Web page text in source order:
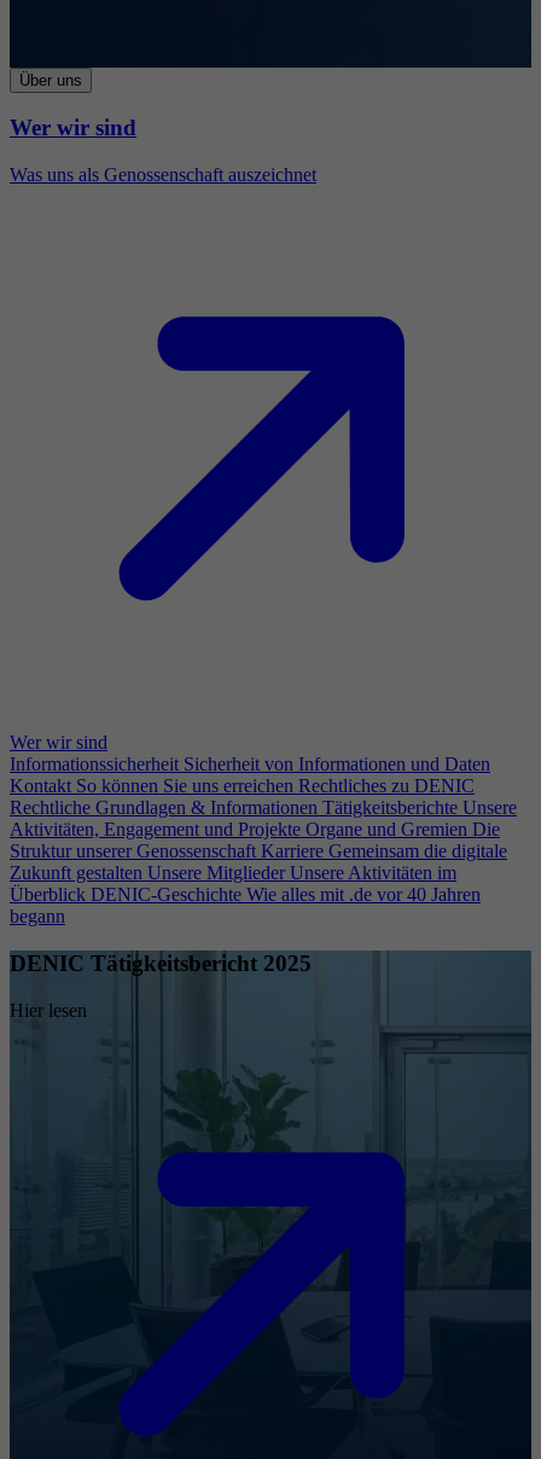
Über uns
Wer wir sind
Was uns als Genossenschaft auszeichnet
Wer wir sind
Informationssicherheit Sicherheit von Informationen und Daten
Kontakt So können Sie uns erreichen Rechtliches zu DENIC
Rechtliche Grundlagen & Informationen Tätigkeitsberichte Unsere
Aktivitäten, Engagement und Projekte Organe und Gremien Die
Struktur unserer Genossenschaft Karriere Gemeinsam die digitale
Zukunft gestalten Unsere Mitglieder Unsere Aktivitäten im
Überblick DENIC-Geschichte Wie alles mit .de vor 40 Jahren
begann
DENIC Tätigkeitsbericht 2025
Hier lesen